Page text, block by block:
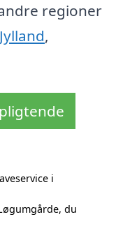
regioner
Jylland,
i
du